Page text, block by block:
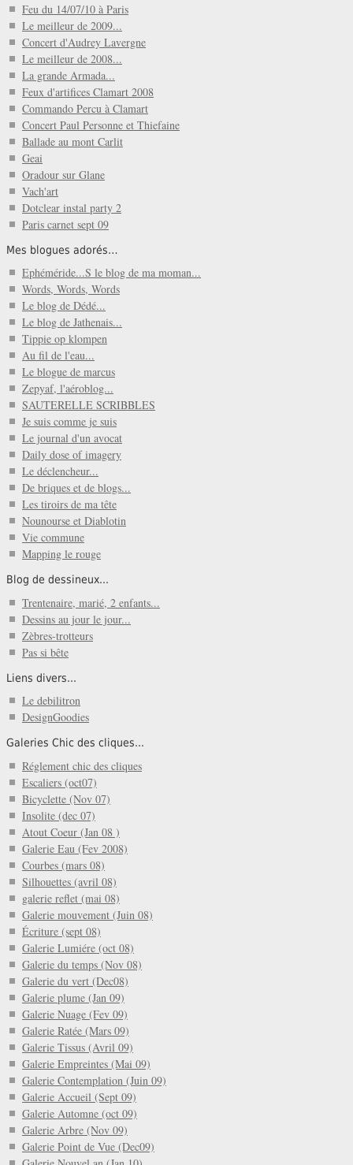
Feu du 14/07/10 à Paris
Le meilleur de 2009...
Concert d'Audrey Lavergne
Le meilleur de 2008...
La grande Armada...
Feux d'artifices Clamart 2008
Commando Percu à Clamart
Concert Paul Personne et Thiefaine
Ballade au mont Carlit
Geai
Oradour sur Glane
Vach'art
Dotclear instal party 2
Paris carnet sept 09
Mes blogues adorés…
Ephéméride...S le blog de ma moman...
Words, Words, Words
Le blog de Dédé...
Le blog de Jathenais...
Tippie op klompen
Au fil de l'eau...
Le blogue de marcus
Zepyaf, l'aéroblog...
SAUTERELLE SCRIBBLES
Je suis comme je suis
Le journal d'un avocat
Daily dose of imagery
Le déclencheur...
De briques et de blogs...
Les tiroirs de ma tête
Nounourse et Diablotin
Vie commune
Mapping le rouge
Blog de dessineux...
Trentenaire, marié, 2 enfants...
Dessins au jour le jour...
Zèbres-trotteurs
Pas si bête
Liens divers...
Le debilitron
DesignGoodies
Galeries Chic des cliques...
Réglement chic des cliques
Escaliers (oct07)
Bicyclette (Nov 07)
Insolite (dec 07)
Atout Coeur (Jan 08 )
Galerie Eau (Fev 2008)
Courbes (mars 08)
Silhouettes (avril 08)
galerie reflet (mai 08)
Galerie mouvement (Juin 08)
Écriture (sept 08)
Galerie Lumiére (oct 08)
Galerie du temps (Nov 08)
Galerie du vert (Dec08)
Galerie plume (Jan 09)
Galerie Nuage (Fev 09)
Galerie Ratée (Mars 09)
Galerie Tissus (Avril 09)
Galerie Empreintes (Mai 09)
Galerie Contemplation (Juin 09)
Galerie Accueil (Sept 09)
Galerie Automne (oct 09)
Galerie Arbre (Nov 09)
Galerie Point de Vue (Dec09)